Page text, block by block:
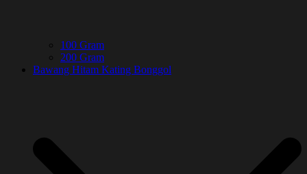
100 Gram
200 Gram
Bawang Hitam Kating Bonggol